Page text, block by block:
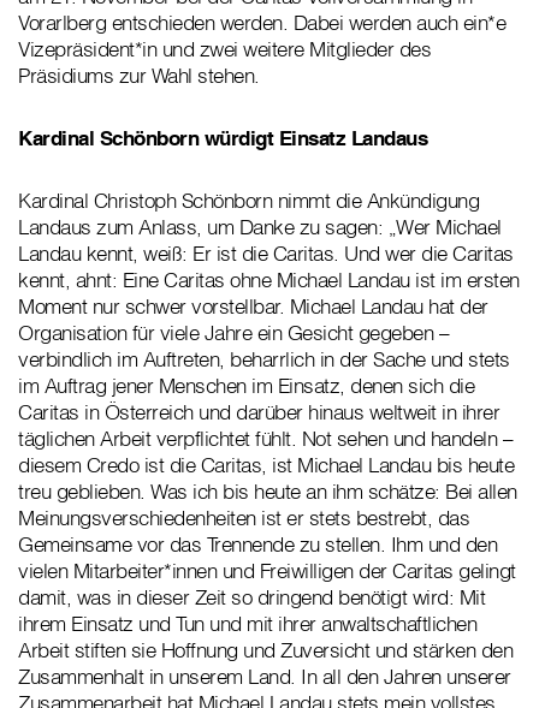
Vorarlberg entschieden werden. Dabei werden auch ein*e
Vizepräsident*in und zwei weitere Mitglieder des
Präsidiums zur Wahl stehen.
Kardinal Schönborn würdigt Einsatz Landaus
Kardinal Christoph Schönborn nimmt die Ankündigung
Landaus zum Anlass, um Danke zu sagen: „Wer Michael
Landau kennt, weiß: Er ist die Caritas. Und wer die Caritas
kennt, ahnt: Eine Caritas ohne Michael Landau ist im ersten
Moment nur schwer vorstellbar. Michael Landau hat der
Organisation für viele Jahre ein Gesicht gegeben –
verbindlich im Auftreten, beharrlich in der Sache und stets
im Auftrag jener Menschen im Einsatz, denen sich die
Caritas in Österreich und darüber hinaus weltweit in ihrer
täglichen Arbeit verpflichtet fühlt. Not sehen und handeln –
diesem Credo ist die Caritas, ist Michael Landau bis heute
treu geblieben. Was ich bis heute an ihm schätze: Bei allen
Meinungsverschiedenheiten ist er stets bestrebt, das
Gemeinsame vor das Trennende zu stellen. Ihm und den
vielen Mitarbeiter*innen und Freiwilligen der Caritas gelingt
damit, was in dieser Zeit so dringend benötigt wird: Mit
ihrem Einsatz und Tun und mit ihrer anwaltschaftlichen
Arbeit stiften sie Hoffnung und Zuversicht und stärken den
Zusammenhalt in unserem Land. In all den Jahren unserer